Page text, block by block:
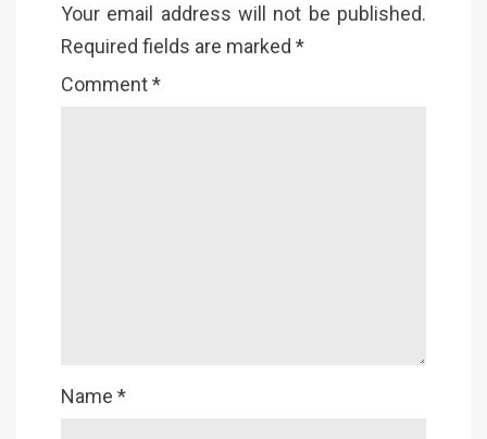
Your email address will not be published.
Required fields are marked *
Comment*
Name *